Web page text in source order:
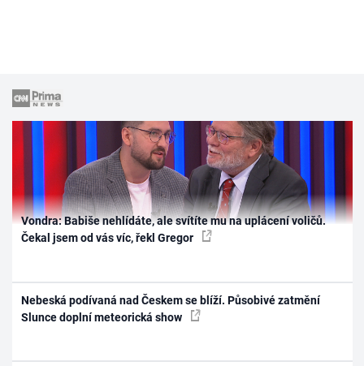
Vondra: Babiše nehlídáte, ale svítíte mu na uplácení voličů.
Čekal jsem od vás víc, řekl Gregor
Nebeská podívaná nad Českem se blíží. Působivé zatmění
Slunce doplní meteorická show